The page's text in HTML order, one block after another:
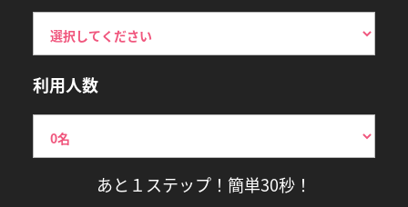
利用人数
あと１ステップ！簡単30秒！